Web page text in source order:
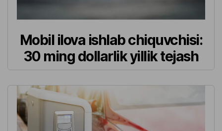
Mobil ilova ishlab chiquvchisi:
30 ming dollarlik yillik tejash